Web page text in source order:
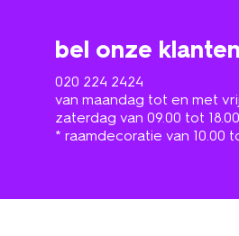
bel onze
020 224 2424
van maandag tot en met
zaterdag van 09.00 tot
* raamdecoratie van 10.00